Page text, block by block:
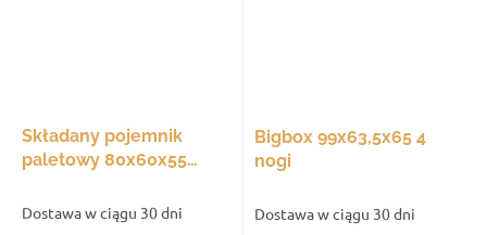
Składany pojemnik
paletowy 80x60x55
Dostawa w ciągu 30 dni
Bigbox 99x63,5x65 4
nogi
Dostawa w ciągu 30 dni